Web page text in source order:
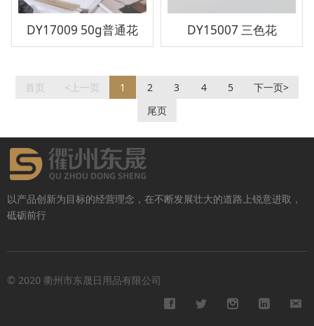
DY17009 50g普通花 DY15007 三色花
首页 <上一页 1 2 3 4 5
下一页>
尾页
以产品创新为目标的经营理念，在不断发展壮大的道路上锐意进取，
砥砺前行
© 2020 衢州市东晟日用品有限公司